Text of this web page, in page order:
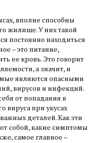
вполне способны
жилище. У них такой
постоянно находиться
– это питание,
ее кровь. Это говорит
а значит, и
являются опасными
вирусов и инфекций.
от попадания в
вируса при укусах
деталей. Как эти
собой, какие симптомы
самое главное –